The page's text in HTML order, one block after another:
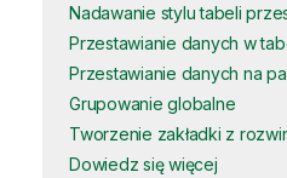
Nadawanie stylu tabeli
Przestawianie danych w
Przestawianie danych na
Grupowanie globalne
Tworzenie zakładki z
Dowiedz się więcej